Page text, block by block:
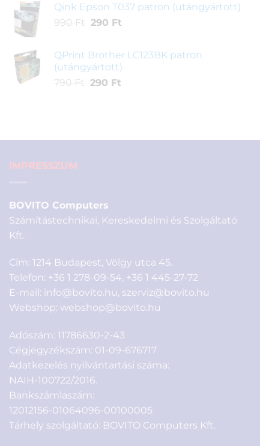
3
990 Ft.
2
Qink Epson T037 patron (utángyártott)
990 Ft
Original
990 Ft.
290 FtCurrent
290 Ft.
QPrint Brother LC123BK patron
(utángyártott)
790 Ft
Original
290 FtCurrent
IMPRESSZUM
BOVITO Computers
Számítástechnikai, Kereskedelmi és Szolgáltató
Kft.
Cím: 1214 Budapest, Völgy utca 45.
Telefon: +36 1 278-09-54, +36 1 445-27-72
E-mail: info@bovito.hu, szerviz@bovito.hu
Webshop: webshop@bovito.hu
Adószám: 11786630-2-43
Cégjegyzékszám: 01-09-676717
Adatkezelés nyilvántartási száma:
NAIH-100722/2016.
Bankszámlaszám:
12012156-01064096-00100005
Tárhely szolgáltató: BOVITO Computers Kft.